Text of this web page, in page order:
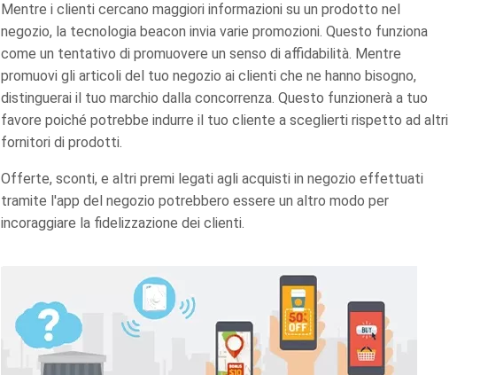
Mentre i clienti cercano maggiori informazioni su un prodotto nel
negozio, la tecnologia beacon invia varie promozioni. Questo funziona
come un tentativo di promuovere un senso di affidabilità. Mentre
promuovi gli articoli del tuo negozio ai clienti che ne hanno bisogno,
distinguerai il tuo marchio dalla concorrenza. Questo funzionerà a tuo
favore poiché potrebbe indurre il tuo cliente a sceglierti rispetto ad altri
fornitori di prodotti.
Offerte, sconti, e altri premi legati agli acquisti in negozio effettuati
tramite l'app del negozio potrebbero essere un altro modo per
incoraggiare la fidelizzazione dei clienti.